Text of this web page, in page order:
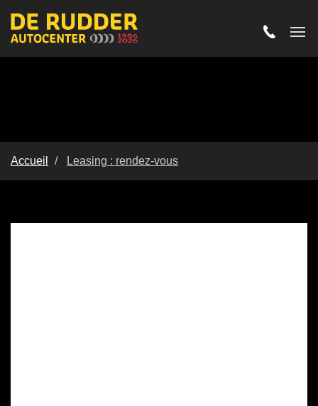
Accueil Leasing : rendez-vous